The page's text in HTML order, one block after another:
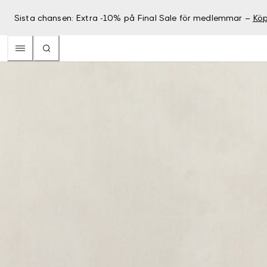
Sista chansen: Extra -10% på Final Sale för medlemmar –